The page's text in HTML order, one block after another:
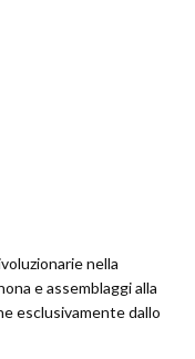
nella
e assemblaggi alla
esclusivamente dallo